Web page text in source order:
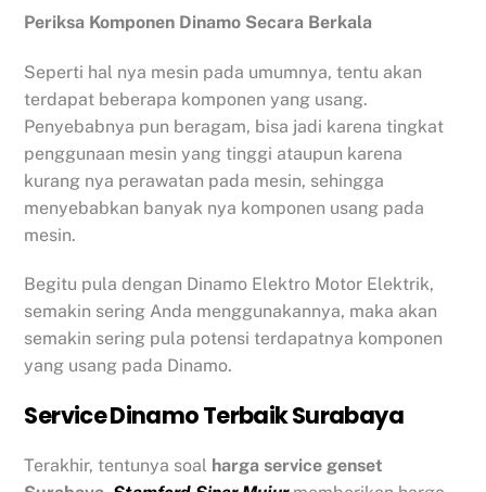
Periksa Komponen Dinamo Secara Berkala
Seperti hal nya mesin pada umumnya, tentu akan
terdapat beberapa komponen yang usang.
Penyebabnya pun beragam, bisa jadi karena tingkat
penggunaan mesin yang tinggi ataupun karena
kurang nya perawatan pada mesin, sehingga
menyebabkan banyak nya komponen usang pada
mesin.
Begitu pula dengan Dinamo Elektro Motor Elektrik,
semakin sering Anda menggunakannya, maka akan
semakin sering pula potensi terdapatnya komponen
yang usang pada Dinamo.
Service Dinamo Terbaik Surabaya
Terakhir, tentunya soal harga service genset